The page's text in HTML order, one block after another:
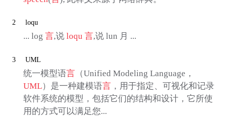
2 loqu
... log 言,说 loqu 言,说 lun 月 ...
3 UML
统一模型语言（Unified Modeling Language，
UML）是一种建模语言，用于指定、可视化和记录
软件系统的模型，包括它们的结构和设计，它所使
用的方式可以满足您...